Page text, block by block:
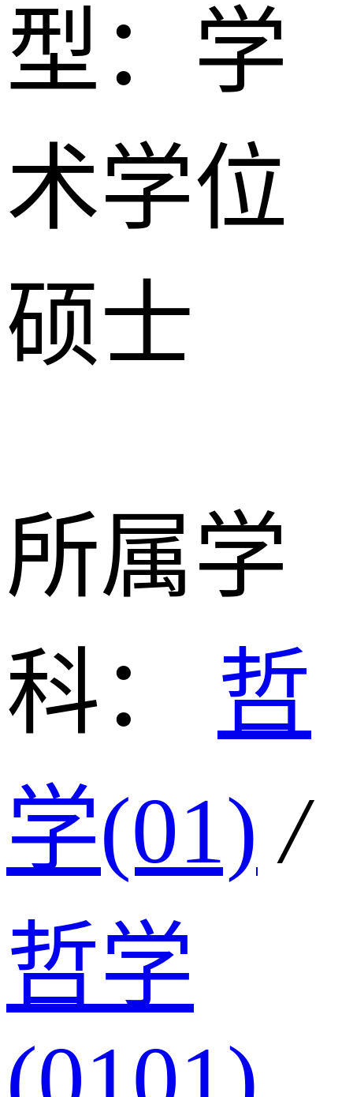
型： 学
术学位
硕士
所属学
科：
哲
学(01) /
哲学